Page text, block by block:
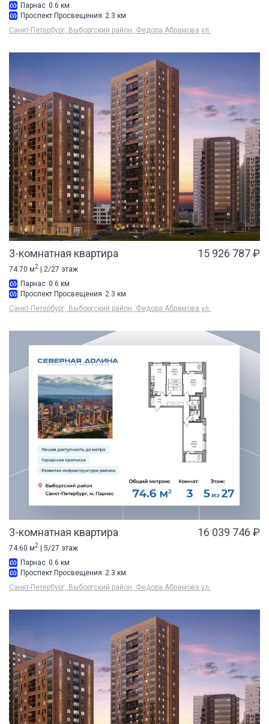
Парнас 0.6 км
Проспект Просвещения 2.3 км
Санкт-Петербург, Выборгский район, Федора Абрамова ул.
3-комнатная квартира 15 926 787 ₽
74.70 м2
| 2/27 этаж
Парнас 0.6 км
Проспект Просвещения 2.3 км
Санкт-Петербург, Выборгский район, Федора Абрамова ул.
3-комнатная квартира 16 039 746 ₽
74.60 м2 | 5/27 этаж
Парнас 0.6 км
Проспект Просвещения 2.3 км
Санкт-Петербург, Выборгский район, Федора Абрамова ул.